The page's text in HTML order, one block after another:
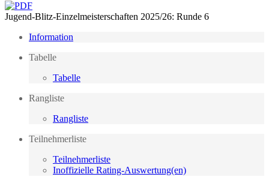
Jugend-Blitz-Einzelmeisterschaften 2025/26: Runde 6
Information
Tabelle
Tabelle
Rangliste
Rangliste
Teilnehmerliste
Teilnehmerliste
Inoffizielle Rating-Auswertung(en)